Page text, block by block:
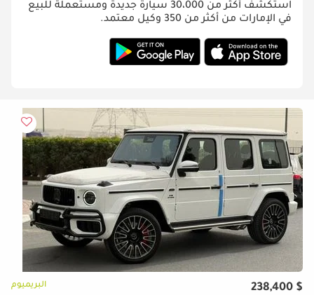
استكشف أكثر من 30،000 سيارة جديدة ومستعملة للبيع
في الإمارات من أكثر من 350 وكيل معتمد.
$ 238,400 البريميوم